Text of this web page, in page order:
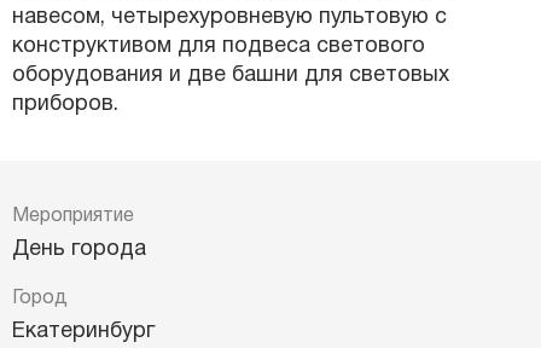
навесом, четырехуровневую пультовую с
конструктивом для подвеса светового
оборудования и две башни для световых
приборов.
Мероприятие
День города
Город
Екатеринбург